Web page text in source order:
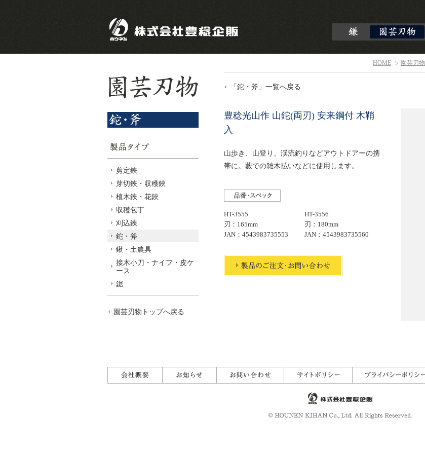
HOME 園芸刃物
「鉈・斧」一覧へ戻る
豊稔光山作 山鉈(両刃) 安来鋼付 木鞘
入
山歩き、山登り、渓流釣りなどアウトドアーの携
帯に。藪での雑木払いなどに使用します。
HT-3555
刃：165mm
JAN：4543983735553
HT-3556
刃：180mm
JAN：4543983735560
剪定鋏
芽切鋏・収穫鋏
植木鋏・花鋏
収穫包丁
刈込鋏
鉈・斧
鍬・土農具
接木小刀・ナイフ・皮ケ
ース
鋸
園芸刃物トップへ戻る